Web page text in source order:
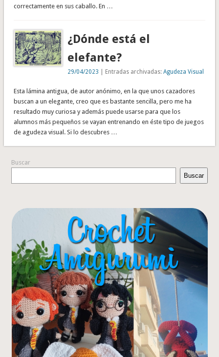
correctamente en sus caballo. En …
¿Dónde está el
elefante?
29/04/2023 | Entradas archivadas:Agudeza Visual
Esta lámina antigua, de autor anónimo, en la que unos cazadores
buscan a un elegante, creo que es bastante sencilla, pero me ha
resultado muy curiosa y además puede usarse para que los
alumnos más pequeños se vayan entrenando en éste tipo de juegos
de agudeza visual. Si lo descubres …
Buscar
Buscar